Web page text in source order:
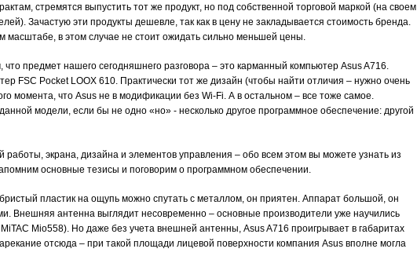
стремятся выпустить тот же продукт, но под собственной торговой маркой (на своем
Зачастую эти продукты дешевле, так как в цену не закладывается стоимость бренда.
масштабе, в этом случае не стоит ожидать сильно меньшей цены.
предмет нашего сегодняшнего разговора – это карманный компьютер Asus A716.
FSC Pocket LOOX 610. Практически тот же дизайн (чтобы найти отличия – нужно очень
момента, что Asus не в модификации без Wi-Fi. А в остальном – все тоже самое.
модели, если бы не одно «но» - несколько другое программное обеспечение: другой
работы, экрана, дизайна и элементов управления – обо всем этом вы можете узнать из
основные тезисы и поговорим о программном обеспечении.
пластик на ощупь можно спутать с металлом, он приятен. Аппарат большой, он
Внешняя антенна выглядит несовременно – основные производители уже научились
Mio558). Но даже без учета внешней антенны, Asus A716 проигрывает в габаритах
отсюда – при такой площади лицевой поверхности компания Asus вполне могла